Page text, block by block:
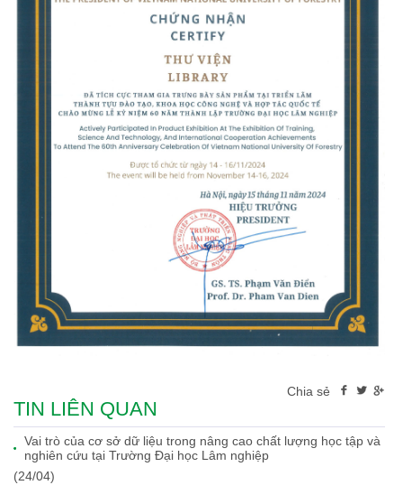
Chia sẻ
TIN LIÊN QUAN
Vai trò của cơ sở dữ liệu trong nâng cao chất lượng học tập và
nghiên cứu tại Trường Đại học Lâm nghiệp
(24/04)